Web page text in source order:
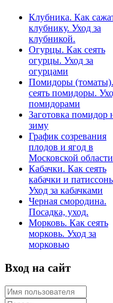
Клубника. Как
клубнику. Уход за
клубникой.
Огурцы. Как сеять
огурцы. Уход за
огурцами
Помидоры
сеять помидоры.
помидорами
Заготовка помидор
зиму
График созревания
плодов и ягод в
Московской области
Кабачки. Как сеять
кабачки и
Уход за кабачками
Черная смородина.
Посадка, уход.
Морковь. Как сеять
морковь. Уход за
морковью
Вход на сайт